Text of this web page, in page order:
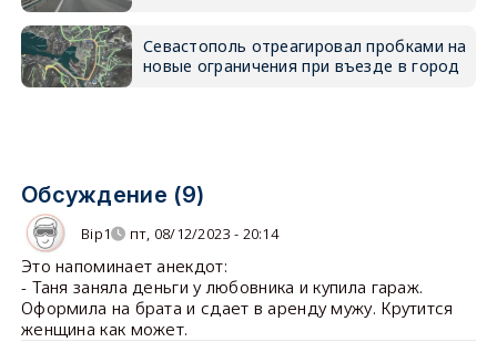
Севастополь отреагировал пробками на
новые ограничения при въезде в город
Обсуждение (9)
Bip1 пт, 08/12/2023 - 20:14
Это напоминает анекдот:
- Таня заняла деньги у любовника и купила гараж.
Оформила на брата и сдает в аренду мужу. Крутится
женщина как может.